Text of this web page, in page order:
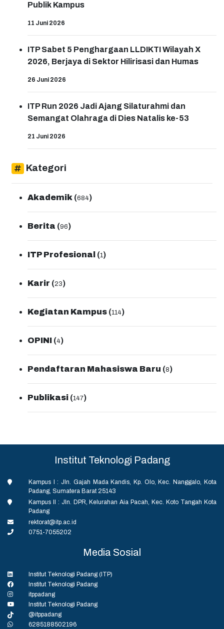
Publik Kampus
11 Juni 2026
ITP Sabet 5 Penghargaan LLDIKTI Wilayah X
2026, Berjaya di Sektor Hilirisasi dan Humas
26 Juni 2026
ITP Run 2026 Jadi Ajang Silaturahmi dan
Semangat Olahraga di Dies Natalis ke-53
21 Juni 2026
Kategori
Akademik (684)
Berita (96)
ITP Profesional (1)
Karir (23)
Kegiatan Kampus (114)
OPINI (4)
Pendaftaran Mahasiswa Baru (8)
Publikasi (147)
Institut Teknologi Padang
Kampus I : Jln. Gajah Mada Kandis, Kp. Olo, Kec. Nanggalo, Kota
Padang, Sumatera Barat 25143
Kampus II : Jln. DPR, Kelurahan Aia Pacah, Kec. Koto Tangah Kota
Padang
rektorat@itp.ac.id
0751-7055202
Media Sosial
Institut Teknologi Padang (ITP)
Institut Teknologi Padang
itppadang
Institut Teknologi Padang
@itppadang
6285188502196